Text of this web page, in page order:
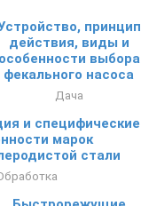
принцип
действия, виды и
особенности выбора
фекального насоса
Дача
и специфические
марок
стали